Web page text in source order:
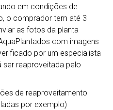
em condições de
o comprador tem até 3
as fotos da planta
com imagens
por um especialista
ser reaproveitada pelo
de reaproveitamento
por exemplo)